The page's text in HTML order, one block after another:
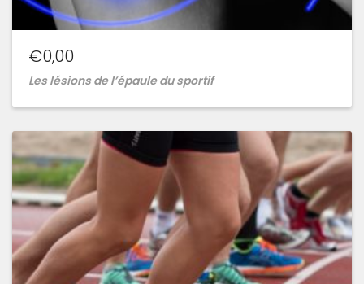
€0,00
Les lésions de l’épaule du sportif
Ajouter
à
la
wishlist